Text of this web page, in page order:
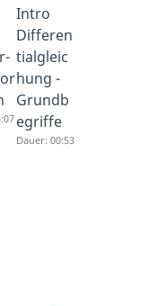
Intro
Differen
tialgleic
hung -
Grundb
egriffe
Dauer: 00:53